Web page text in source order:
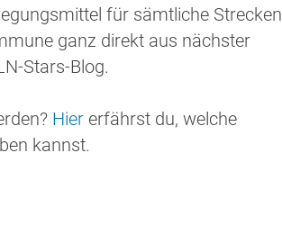
für sämtliche Strecken
ganz direkt aus nächster
Stars-Blog.
Hier erfährst du, welche
kannst.